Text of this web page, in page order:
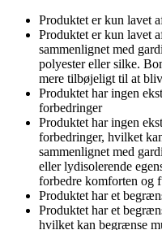
Produktet er kun lavet
Produktet er kun lavet
sammenlignet med
polyester eller silke.
mere tilbøjeligt til at
Produktet har ingen
forbedringer
Produktet har ingen
forbedringer, hvilket
sammenlignet med
eller lydisolerende
forbedre komforten og
Produktet har et
Produktet har et
hvilket kan begrænse